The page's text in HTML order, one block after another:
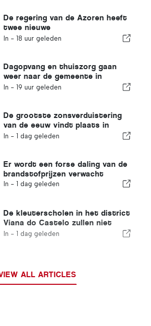
De regering van de Azoren heeft
twee nieuwe
robotchirurgiesystemen
In - 18 uur geleden
Dagopvang en thuiszorg gaan
weer naar de gemeente in
Portugal
In - 19 uur geleden
De grootste zonsverduistering
van de eeuw vindt plaats in
Portugal
In - 1 dag geleden
Er wordt een forse daling van de
brandstofprijzen verwacht
In - 1 dag geleden
De kleuterscholen in het district
Viana do Castelo zullen niet
sluiten
In - 1 dag geleden
ALL ARTICLES